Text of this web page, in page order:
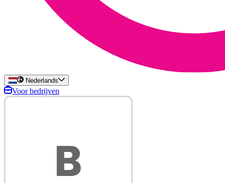
Nederlands
Voor bedrijven